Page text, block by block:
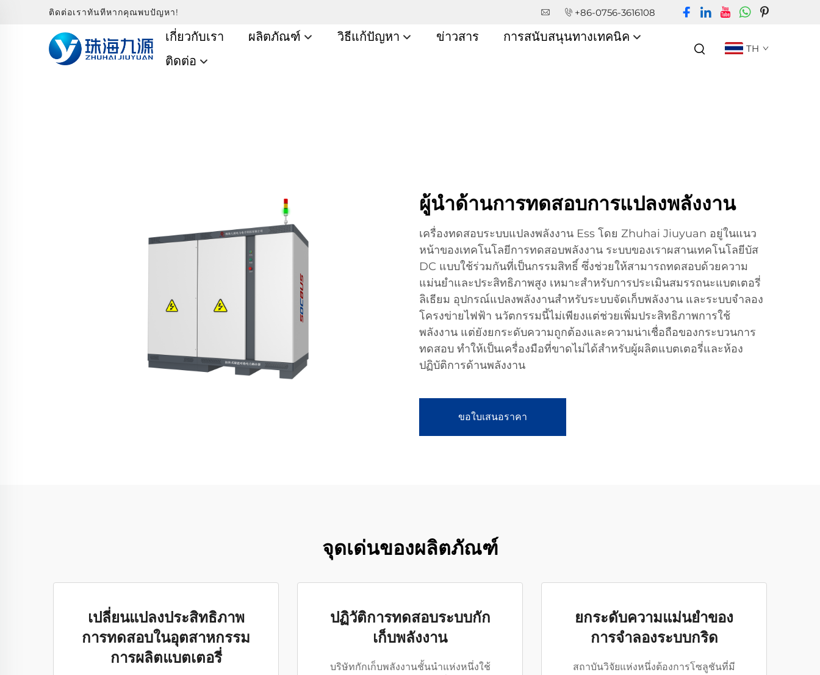
ติดต่อเราทันทีหากคุณพบปัญหา! +86-0756-3616108
เกี่ยวกับเรา ผลิตภัณฑ์ วิธีแก้ปัญหา ข่าวสาร
การสนับสนุนทางเทคนิค
ติดต่อ
TH
ผู้นำด้านการทดสอบการแปลงพลังงาน
เครื่องทดสอบระบบแปลงพลังงาน Ess โดย Zhuhai Jiuyuan อยู่ในแนว
หน้าของเทคโนโลยีการทดสอบพลังงาน ระบบของเราผสานเทคโนโลยีบัส
DC แบบใช้ร่วมกันที่เป็นกรรมสิทธิ์ ซึ่งช่วยให้สามารถทดสอบด้วยความ
แม่นยำและประสิทธิภาพสูง เหมาะสำหรับการประเมินสมรรถนะแบตเตอรี่
ลิเธียม อุปกรณ์แปลงพลังงานสำหรับระบบจัดเก็บพลังงาน และระบบจำลอง
โครงข่ายไฟฟ้า นวัตกรรมนี้ไม่เพียงแต่ช่วยเพิ่มประสิทธิภาพการใช้
พลังงาน แต่ยังยกระดับความถูกต้องและความน่าเชื่อถือของกระบวนการ
ทดสอบ ทำให้เป็นเครื่องมือที่ขาดไม่ได้สำหรับผู้ผลิตแบตเตอรี่และห้อง
ปฏิบัติการด้านพลังงาน
ขอใบเสนอราคา
จุดเด่นของผลิตภัณฑ์
เปลี่ยนแปลงประสิทธิภาพ
การทดสอบในอุตสาหกรรม
การผลิตแบตเตอรี่
ปฏิวัติการทดสอบระบบกัก
เก็บพลังงาน
บริษัทกักเก็บพลังงานชั้นนำแห่งหนึ่งใช้
ยกระดับความแม่นยำของ
การจำลองระบบกริด
สถาบันวิจัยแห่งหนึ่งต้องการโซลูชันที่มี